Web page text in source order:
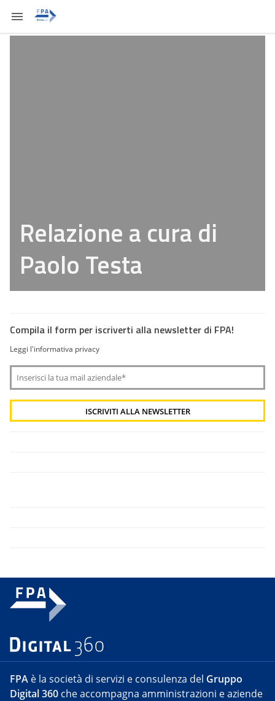
Relazione a cura di
Paolo Testa
Compila il form per iscriverti alla newsletter di FPA!
Leggi l'informativa privacy
FPA è la società di servizi e consulenza del Gruppo
Digital 360 che accompagna amministrazioni e aziende